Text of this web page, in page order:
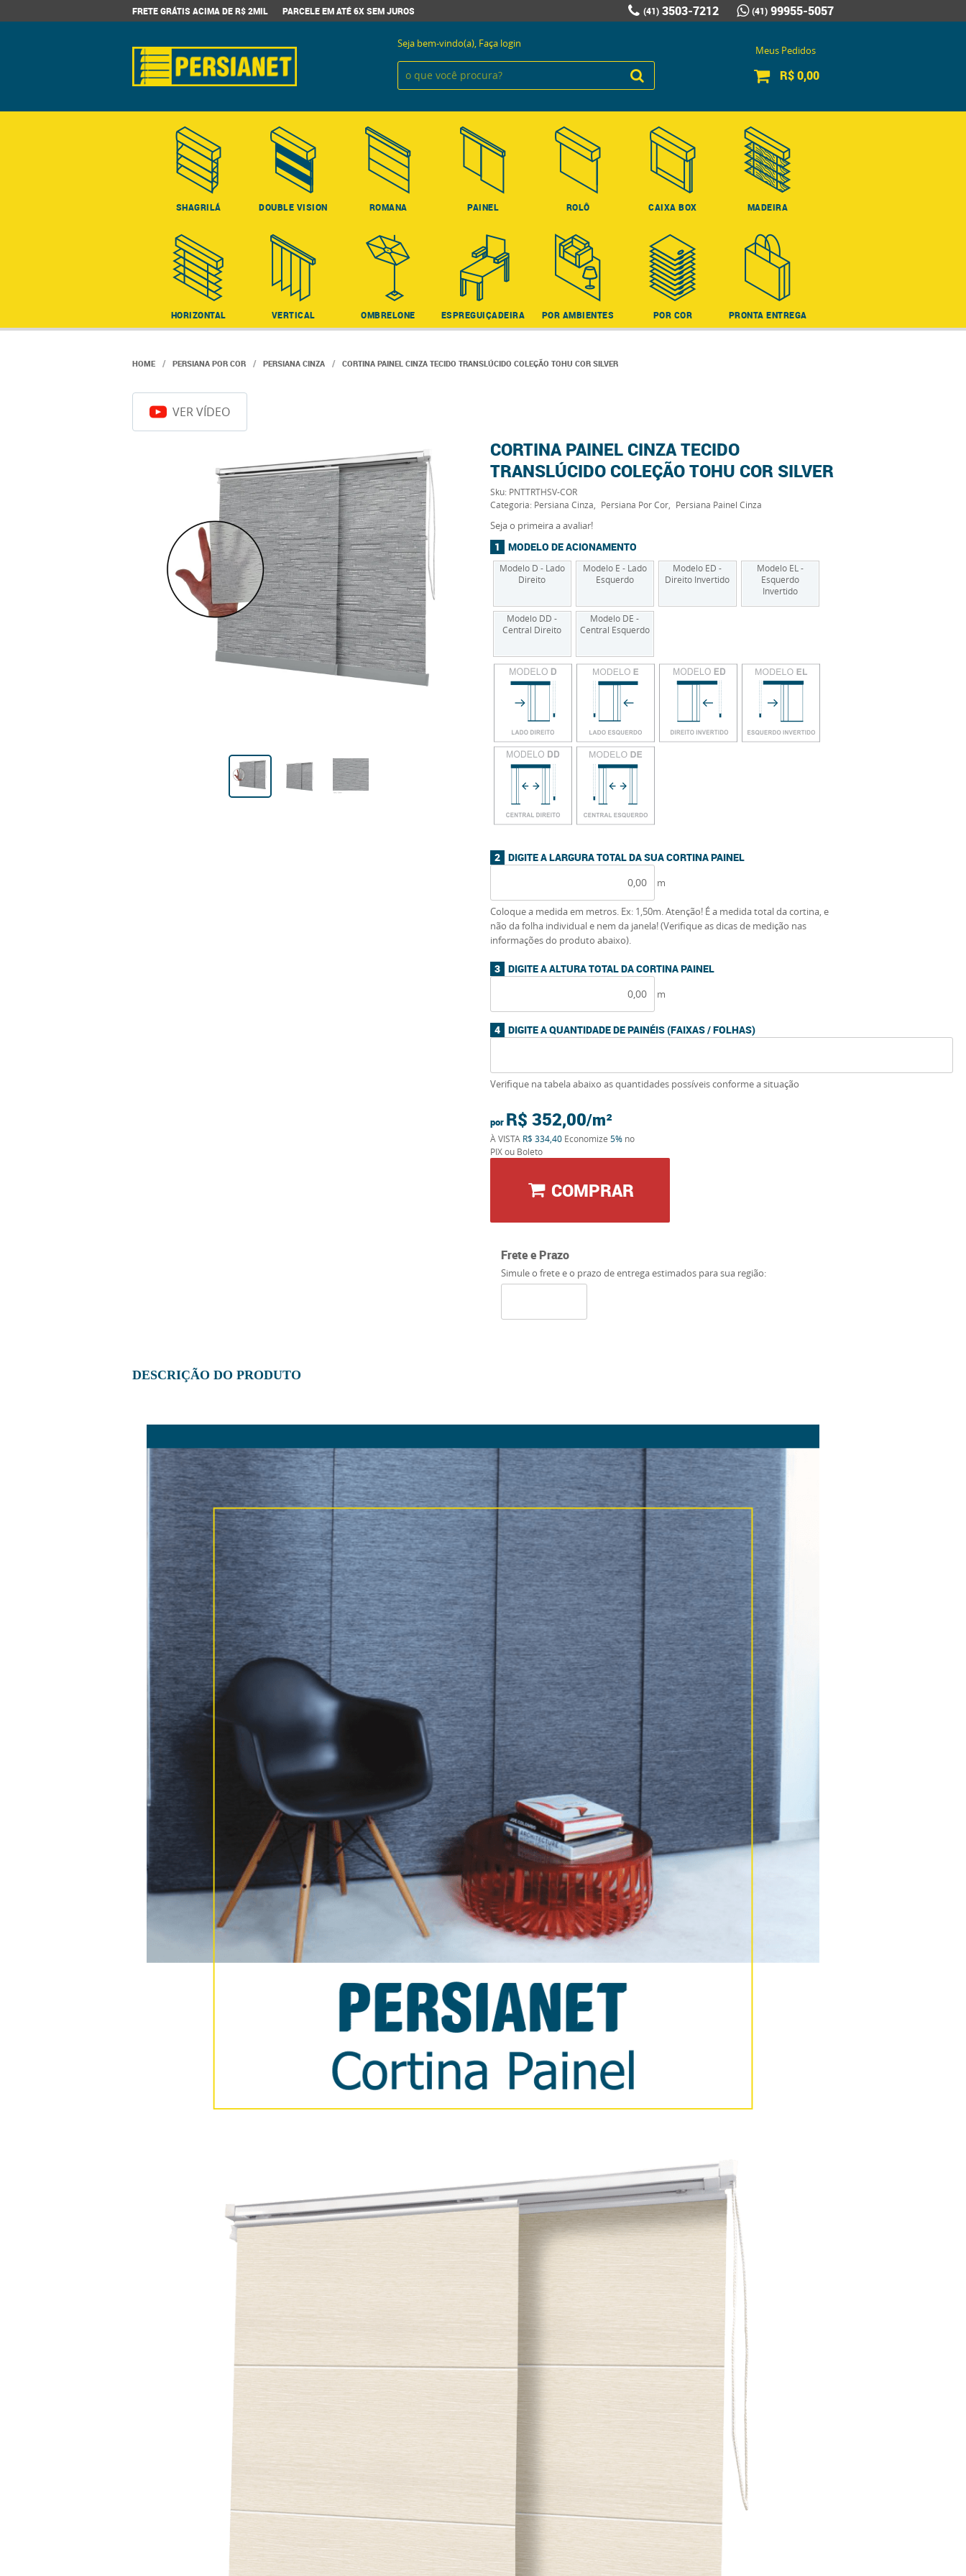
FRETE GRÁTIS ACIMA DE R$ 2MIL PARCELE EM ATÉ 6X SEM JUROS (41) 3503-7212 (41) 99955-5057
Seja bem-vindo(a), Faça login
Meus Pedidos
R$ 0,00
SHAGRILÁ DOUBLE VISION ROMANA PAINEL ROLÔ CAIXA BOX MADEIRA
HORIZONTAL VERTICAL OMBRELONE ESPREGUIÇADEIRA POR AMBIENTES POR COR PRONTA ENTREGA
HOME PERSIANA POR COR PERSIANA CINZA CORTINA PAINEL CINZA TECIDO TRANSLÚCIDO COLEÇÃO TOHU COR SILVER
VER VÍDEO
CORTINA PAINEL CINZA TECIDO
TRANSLÚCIDO COLEÇÃO TOHU COR SILVER
Sku: PNTTRTHSV-COR
Categoria: Persiana Cinza Persiana Por Cor Persiana Painel Cinza
Seja o primeira a avaliar!
MODELO DE ACIONAMENTO
Modelo D - Lado
Direito
Modelo E - Lado
Esquerdo
Modelo ED -
Direito Invertido
Modelo EL -
Esquerdo
Invertido
Modelo DD -
Central Direito
Modelo DE -
Central Esquerdo
DIGITE A LARGURA TOTAL DA SUA CORTINA PAINEL
m
Coloque a medida em metros. Ex: 1,50m. Atenção! É a medida total da cortina, e
não da folha individual e nem da janela! (Verifique as dicas de medição nas
informações do produto abaixo).
DIGITE A ALTURA TOTAL DA CORTINA PAINEL
m
DIGITE A QUANTIDADE DE PAINÉIS (FAIXAS / FOLHAS)
Verifique na tabela abaixo as quantidades possíveis conforme a situação
por R$ 352,00
À VISTA R$ 334,40Economize 5%no
PIX ou Boleto
COMPRAR
Frete e Prazo
Simule o frete e o prazo de entrega estimados para sua região:
DESCRIÇÃO DO PRODUTO